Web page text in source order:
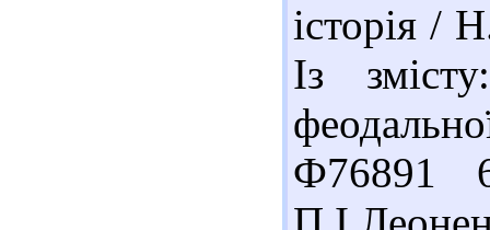
історія /
Із
Ф76891